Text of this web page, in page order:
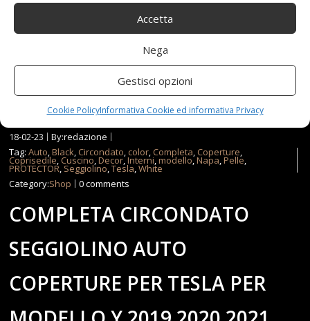
Accetta
Nega
Gestisci opzioni
Cookie PolicyInformativa Cookie ed informativa Privacy
Hansshow modello 3/Y può fornire servizi
personalizzati, è possibile scegliere…
18-02-23
By:redazione
Tag:Auto,Black, Circondato, color, Completa, Coperture,
Coprisedile, Cuscino,Decor,Interni,modello,Napa,Pelle,
PROTECTOR, Seggiolino,Tesla,White
Category:Shop 0 comments
COMPLETA CIRCONDATO
SEGGIOLINO AUTO
COPERTURE PER TESLA PER